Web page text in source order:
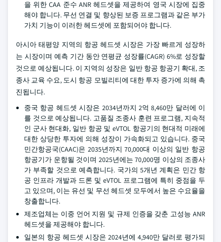
을 위한 CAA 준수 ANR 헤드셋을 제공하여 영국 시장에 집중
해야 합니다. 무선 연결 및 향상된 보증 프로그램과 같은 부가
가치 기능이 이러한 헤드셋에 포함되어야 합니다.
아시아 태평양 지역의 항공 헤드셋 시장은 가장 빠르게 성장하
는 시장이며 예측 기간 동안 연평균 성장률(CAGR) 6%로 성장할
것으로 예상됩니다. 이 지역의 성장은 일반 항공 항공기 확대, 조
종사 교육 수요, 도시 항공 모빌리티에 대한 투자 증가에 의해 촉
진됩니다.
중국 항공 헤드셋 시장은 2034년까지 2억 8,460만 달러에 이
를 것으로 예상됩니다. 고품질 조종사 훈련 프로그램, 지속적
인 군사 현대화, 일반 항공 및 eVTOL 항공기의 현대적 미래에
대한 상당한 투자에 의해 성장이 가속화되고 있습니다. 중국
민간항공국(CAAC)은 2035년까지 70,000대 이상의 일반 항공
항공기가 운항될 것이며 2025년에는 70,000명 이상의 조종사
가 부족할 것으로 예측합니다. 국가의 5개년 계획은 민간 항
공 인프라 개발과 드론 및 eVTOL 프로그램에 특히 중점을 두
고 있으며, 이는 유선 및 무선 헤드셋 모두에서 높은 수요율을
창출합니다.
제조업체는 이중 언어 지원 및 규제 인증을 갖춘 고성능 ANR
헤드셋을 제공해야 합니다.
일본의 항공 헤드셋 시장은 2024년에 4,940만 달러로 평가되